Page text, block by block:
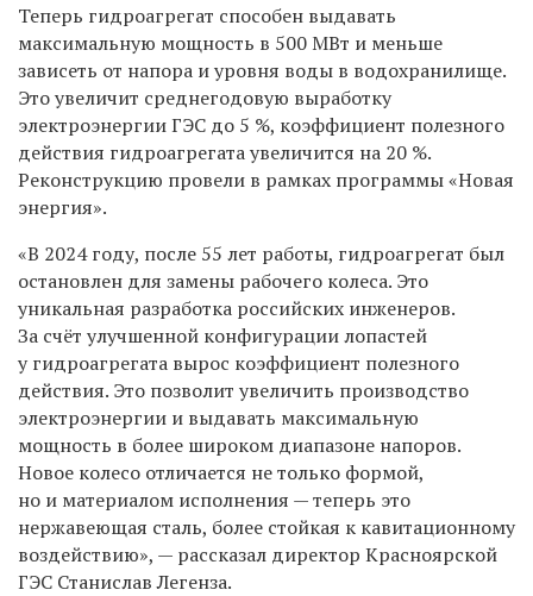
Теперь гидроагрегат способен выдавать
максимальную мощность в 500 МВт и меньше
зависеть от напора и уровня воды в водохранилище.
Это увеличит среднегодовую выработку
электроэнергии ГЭС до 5 %, коэффициент полезного
действия гидроагрегата увеличится на 20 %.
Реконструкцию провели в рамках программы «Новая
энергия».
«В 2024 году, после 55 лет работы, гидроагрегат был
остановлен для замены рабочего колеса. Это
уникальная разработка российских инженеров.
За счёт улучшенной конфигурации лопастей
у гидроагрегата вырос коэффициент полезного
действия. Это позволит увеличить производство
электроэнергии и выдавать максимальную
мощность в более широком диапазоне напоров.
Новое колесо отличается не только формой,
но и материалом исполнения — теперь это
нержавеющая сталь, более стойкая к кавитационному
воздействию», — рассказал директор Красноярской
ГЭС Станислав Легенза.